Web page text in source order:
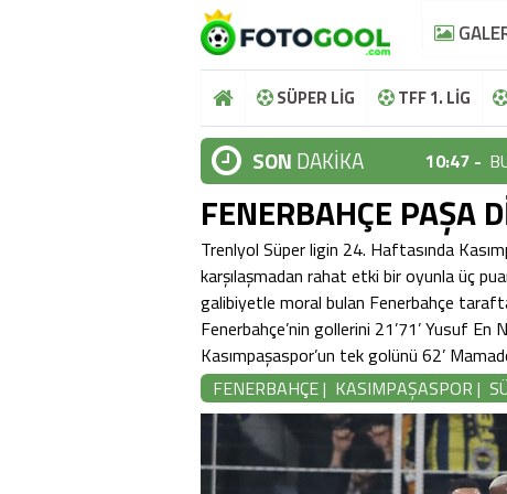
SÜPER LİG TFF 1. LİG
SON DAKİKA 10:47 -
10:44 -
10:37 -
10:36 -
10:48 -
10:47 -
10:44 -
10:37 -
FENERBAHÇE PAŞA
Trenlyol Süper ligin 24. Haftasında
karşılaşmadan rahat etki bir oyunla üç
galibiyetle moral bulan Fenerbahçe
Fenerbahçe’nin gollerini 21’71’ Yusuf
Kasımpaşaspor’un tek golünü 62’
FENERBAHÇE| KASIMPAŞASPOR |